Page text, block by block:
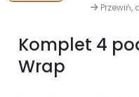
Komplet 4
Wrap